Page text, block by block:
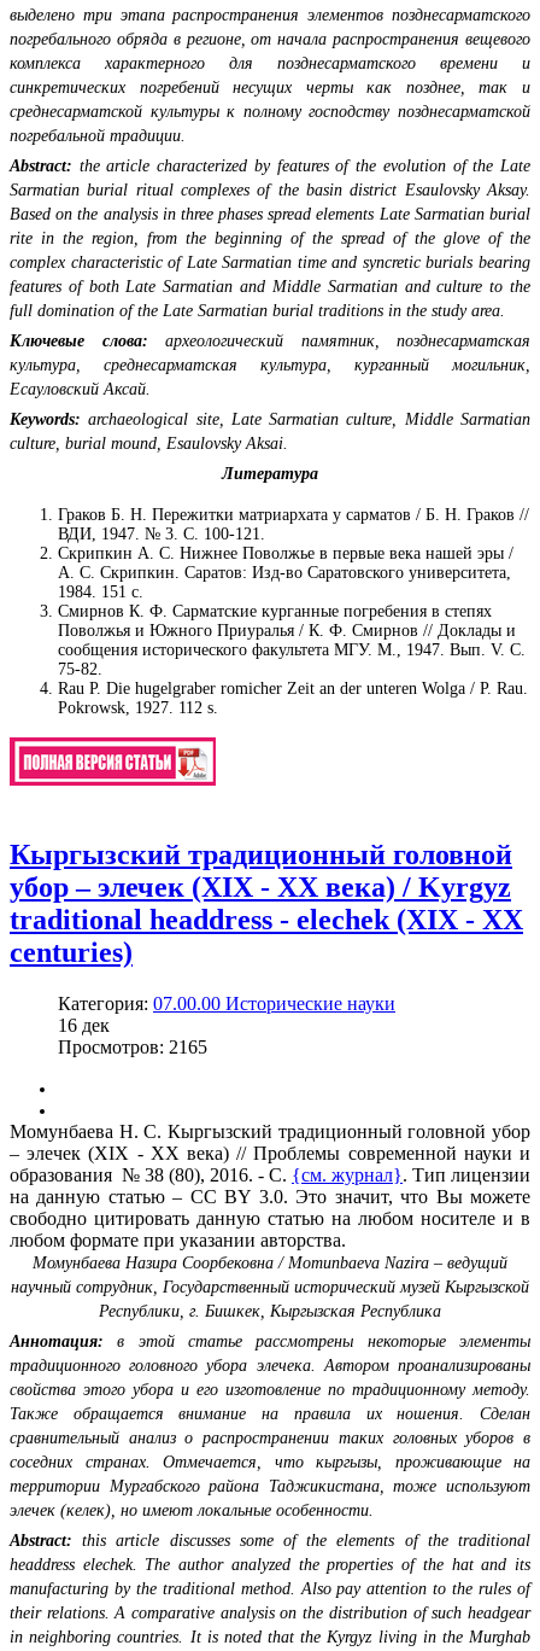
выделено три этапа распространения элементов позднесарматского
погребального обряда в регионе, от начала распространения вещевого
комплекса характерного для позднесарматского времени и
синкретических погребений несущих черты как позднее, так и
среднесарматской культуры к полному господству позднесарматской
погребальной традиции.
Abstract: the article characterized by features of the evolution of the Late
Sarmatian burial ritual complexes of the basin district Esaulovsky Aksay.
Based on the analysis in three phases spread elements Late Sarmatian burial
rite in the region, from the beginning of the spread of the glove of the
complex characteristic of Late Sarmatian time and syncretic burials bearing
features of both Late Sarmatian and Middle Sarmatian and culture to the
full domination of the Late Sarmatian burial traditions in the study area.
Ключевые слова: археологический памятник, позднесарматская
культура, среднесарматская культура, курганный могильник,
Есауловский Аксай.
Keywords: archaeological site, Late Sarmatian сulture, Middle Sarmatian
сulture, burial mound, Esaulovsky Aksai.
Литература
Граков Б. Н. Пережитки матриархата у сарматов / Б. Н. Граков //
ВДИ, 1947. № 3. С. 100-121.
Скрипкин А. С. Нижнее Поволжье в первые века нашей эры /
А. С. Скрипкин. Саратов: Изд-во Саратовского университета,
1984. 151 с.
Смирнов К. Ф. Сарматские курганные погребения в степях
Поволжья и Южного Приуралья / К. Ф. Смирнов // Доклады и
сообщения исторического факультета МГУ. М., 1947. Вып. V. С.
75-82.
Rau P. Die hugelgraber romicher Zeit an der unteren Wolga / P. Rau.
Pokrowsk, 1927. 112 s.
Кыргызский традиционный головной
убор – элечек (XIX - XX века) / Kyrgyz
traditional headdress - elechek (XIX - XX
centuries)
Категория: 07.00.00 Исторические науки
16 дек
Просмотров: 2165
Момунбаева Н. С. Кыргызский традиционный головной убор
– элечек (XIX - XX века) // Проблемы современной науки и
образования № 38 (80), 2016. - С. {см. журнал}. Тип лицензии
на данную статью – CC BY 3.0. Это значит, что Вы можете
свободно цитировать данную статью на любом носителе и в
любом формате при указании авторства.
Момунбаева Назира Соорбековна / Momunbaeva Nazira – ведущий
научный сотрудник, Государственный исторический музей Кыргызской
Республики, г. Бишкек, Кыргызская Республика
Аннотация: в этой статье рассмотрены некоторые элементы
традиционного головного убора элечека. Автором проанализированы
свойства этого убора и его изготовление по традиционному методу.
Также обращается внимание на правила их ношения. Сделан
сравнительный анализ о распространении таких головных уборов в
соседних странах. Отмечается, что кыргызы, проживающие на
территории Мургабского района Таджикистана, тоже используют
элечек (келек), но имеют локальные особенности.
Abstract: this article discusses some of the elements of the traditional
headdress elechek. The author analyzed the properties of the hat and its
manufacturing by the traditional method. Also pay attention to the rules of
their relations. A comparative analysis on the distribution of such headgear
in neighboring countries. It is noted that the Kyrgyz living in the Murghab